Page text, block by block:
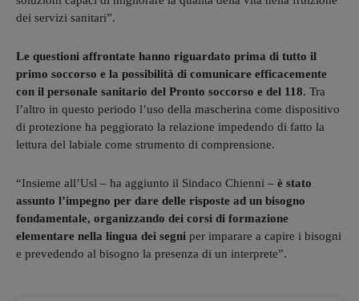
dei servizi sanitari”.
Le questioni affrontate hanno riguardato prima di tutto il
primo soccorso e la possibilità di comunicare efficacemente
con il personale sanitario del Pronto soccorso e del 118. Tra
l’altro in questo periodo l’uso della mascherina come dispositivo
di protezione ha peggiorato la relazione impedendo di fatto la
lettura del labiale come strumento di comprensione.
“Insieme all’Usl – ha aggiunto il Sindaco Chienni – è stato
assunto l’impegno per dare delle risposte ad un bisogno
fondamentale, organizzando dei corsi di formazione
elementare nella lingua dei segni per imparare a capire i bisogni
e prevedendo al bisogno la presenza di un interprete”.